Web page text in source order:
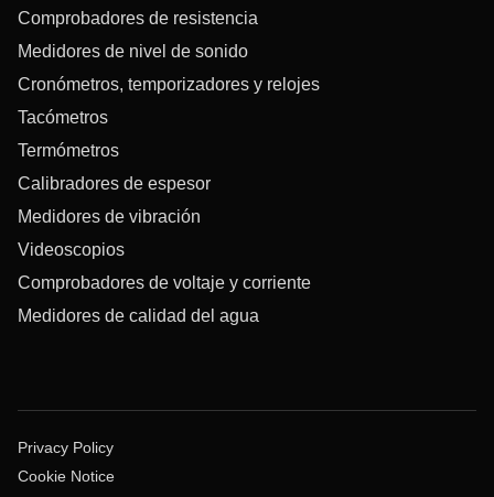
Comprobadores de resistencia
Medidores de nivel de sonido
Cronómetros, temporizadores y relojes
Tacómetros
Termómetros
Calibradores de espesor
Medidores de vibración
Videoscopios
Comprobadores de voltaje y corriente
Medidores de calidad del agua
Privacy Policy
Cookie Notice